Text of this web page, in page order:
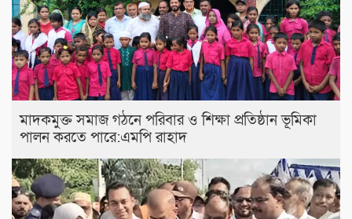
মাদকমুক্ত সমাজ গঠনে পরিবার ও শিক্ষা প্রতিষ্ঠান ভূমিকা
পালন করতে পারে:এমপি রাহাদ